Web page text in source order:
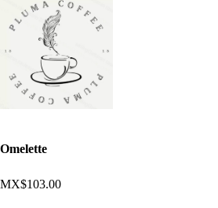
Omelette
MX$103.00